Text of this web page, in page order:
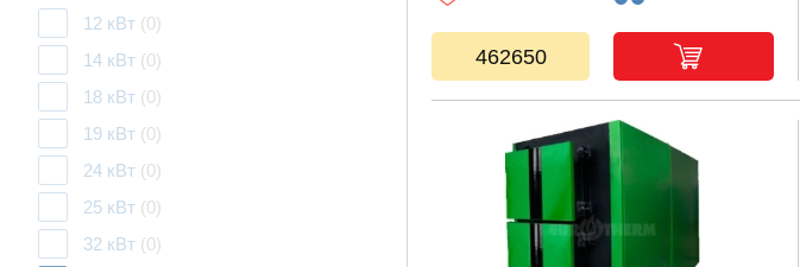
12 кВт (0)
14 кВт (0)
18 кВт (0)
19 кВт (0)
24 кВт (0)
25 кВт (0)
32 кВт (0)
462650